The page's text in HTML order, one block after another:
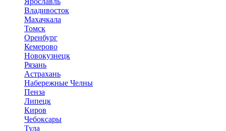
Владивосток
Махачкала
Томск
Оренбург
Кемерово
Новокузнецк
Рязань
Астрахань
Набережные Челны
Пенза
Липецк
Киров
Чебоксары
Тула